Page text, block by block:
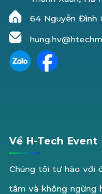
64 Nguyễn Đình
Về H-Tech Event
Chúng tôi tự hào với
tâm và không ngừng